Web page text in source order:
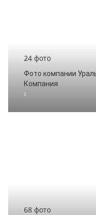
24 фото
Фото компании
Компания
68 фото